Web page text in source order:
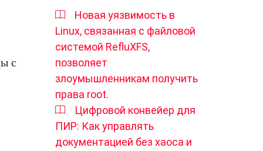
с
Новая уязвимость в
Linux, связанная с файловой
системой RefluXFS,
позволяет
злоумышленникам получить
права root.
Цифровой конвейер для
ПИР: Как управлять
документацией без хаоса и